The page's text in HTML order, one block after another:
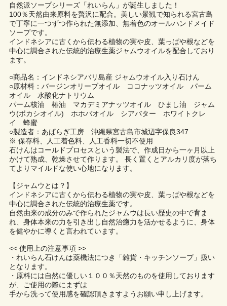
自然派ソープシリーズ「れいらん」が誕生しました！
100％天然由来原料を贅沢に配合。美しい景観で知られる宮古島
で丁寧に一つずつ作られた無添加、無着色のオールハンドメイド
ソープです。
インドネシアに古くから伝わる植物の実や皮、葉っぱや根などを
中心に調合された伝統的治療生薬ジャムウオイルを配合しており
ます。
○商品名：インドネシアバリ島産 ジャムウオイル入り石けん
○原材料：バージンオリーブオイル ココナッツオイル パーム
オイル 水酸化ナトリウム
パーム核油 椿油 マカデミアナッツオイル ひまし油 ジャム
ウ(ボカシオイル) ホホバオイル シアバター ホワイトクレ
イ 蜂蜜
○製造者：あぱらぎ工房 沖縄県宮古島市城辺字保良347
※ 保存料、人工着色料、人工香料一切不使用
石けんはコールドプロセスという製法で、作成日から一ヶ月以上
かけて熟成、乾燥させて作ります。 長く置くとアルカリ度が落ち
てよりマイルドな使い心地になります。
【ジャムウとは？】
インドネシアに古くから伝わる植物の実や皮、葉っぱや根などを
中心に調合された伝統的治療生薬です。
自然由来の成分のみで作られたジャムウは長い歴史の中で育ま
れ、身体本来の力を引き出し自然治癒力を活かせるように、身体
を健やかに導くと言われています。
<< 使用上の注意事項 >>
・れいらん石けんは薬機法につき「雑貨・キッチンソープ」扱い
となります。
・原料には自然に優しい１００％天然のものを使用しております
が、ご使用の際にまずは
手から洗って使用感を確認頂きますようお願い申し上げます。